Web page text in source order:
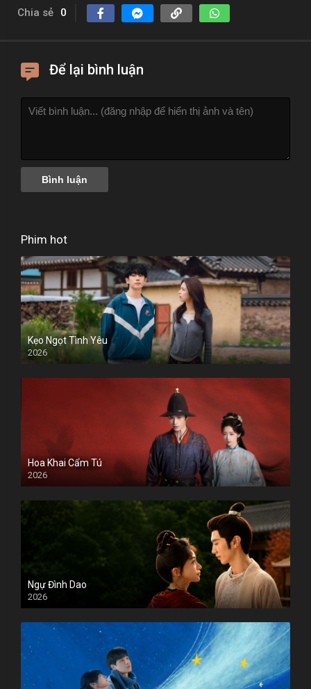
Chia sẻ 0
Để lại bình luận
Phim hot
Kẹo Ngọt Tình Yêu
2026
Hoa Khai Cẩm Tú
2026
Ngự Đình Dao
2026